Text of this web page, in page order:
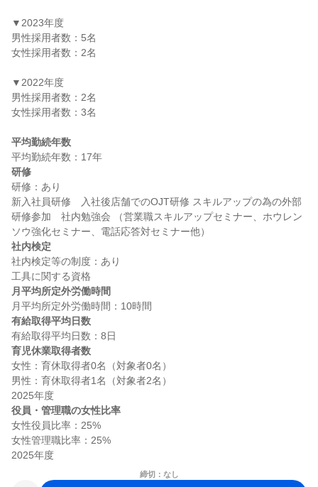
▼2023年度
男性採用者数：5名
女性採用者数：2名
▼2022年度
男性採用者数：2名
女性採用者数：3名
平均勤続年数
研修
研修：あり
新入社員研修　入社後店舗でのOJT研修 スキルアップの為の外部
研修参加　社内勉強会 （営業職スキルアップセミナー、ホウレン
社内検定
社内検定等の制度：あり
月平均所定外労働時間
有給取得平均日数
育児休業取得者数
女性：育休取得者0名（対象者0名）
男性：育休取得者1名（対象者2名）
役員・管理職の女性比率
女性役員比率：25%
女性管理職比率：25%
締切：なし